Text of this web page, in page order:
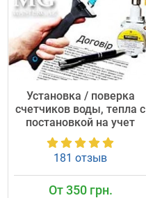
Установка / поверка
счетчиков воды, тепла с
постановкой на учет
181 отзыв
От 350 грн.